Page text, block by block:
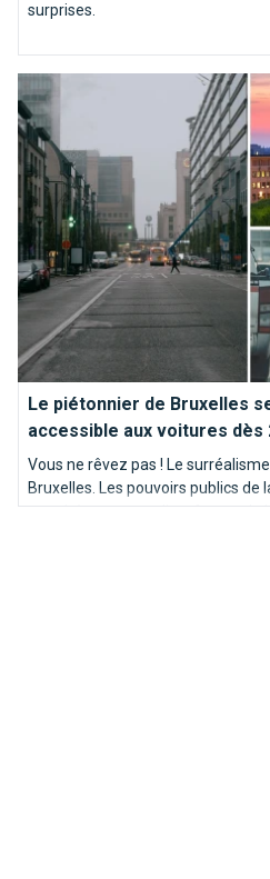
surprises.
Le piétonnier de Bruxelles
accessible aux voitures dès
Vous ne rêvez pas ! Le
Bruxelles. Les pouvoirs publics de
tranché ce mercredi en faveur de
Le piétonnier de Bruxelles